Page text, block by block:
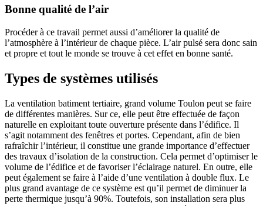
Bonne qualité de l’air
Procéder à ce travail permet aussi d’améliorer la qualité de
l’atmosphère à l’intérieur de chaque pièce. L’air pulsé sera donc sain
et propre et tout le monde se trouve à cet effet en bonne santé.
Types de systèmes utilisés
La ventilation batiment tertiaire, grand volume Toulon peut se faire
de différentes manières. Sur ce, elle peut être effectuée de façon
naturelle en exploitant toute ouverture présente dans l’édifice. Il
s’agit notamment des fenêtres et portes. Cependant, afin de bien
rafraîchir l’intérieur, il constitue une grande importance d’effectuer
des travaux d’isolation de la construction. Cela permet d’optimiser le
volume de l’édifice et de favoriser l’éclairage naturel. En outre, elle
peut également se faire à l’aide d’une ventilation à double flux. Le
plus grand avantage de ce système est qu’il permet de diminuer la
perte thermique jusqu’à 90%. Toutefois, son installation sera plus